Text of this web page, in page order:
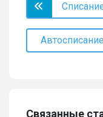
Связанные